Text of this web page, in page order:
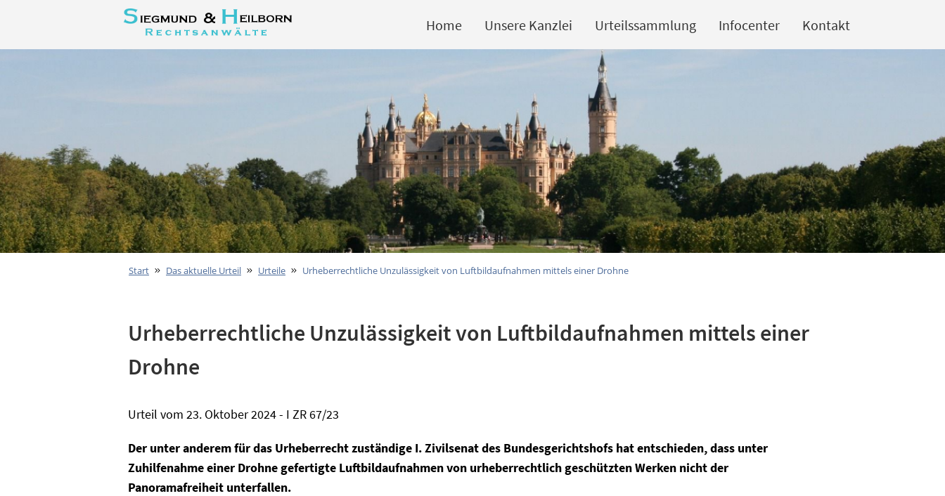
Home Unsere Kanzlei Urteilssammlung Infocenter Kontakt
Start Das aktuelle Urteil Urteile Urheberrechtliche Unzulässigkeit von Luftbildaufnahmen mittels einer Drohne
Urheberrechtliche Unzulässigkeit von Luftbildaufnahmen mittels einer
Drohne
Urteil vom 23. Oktober 2024 - I ZR 67/23
Der unter anderem für das Urheberrecht zuständige I. Zivilsenat des Bundesgerichtshofs hat entschieden, dass unter
Zuhilfenahme einer Drohne gefertigte Luftbildaufnahmen von urheberrechtlich geschützten Werken nicht der
Panoramafreiheit unterfallen.